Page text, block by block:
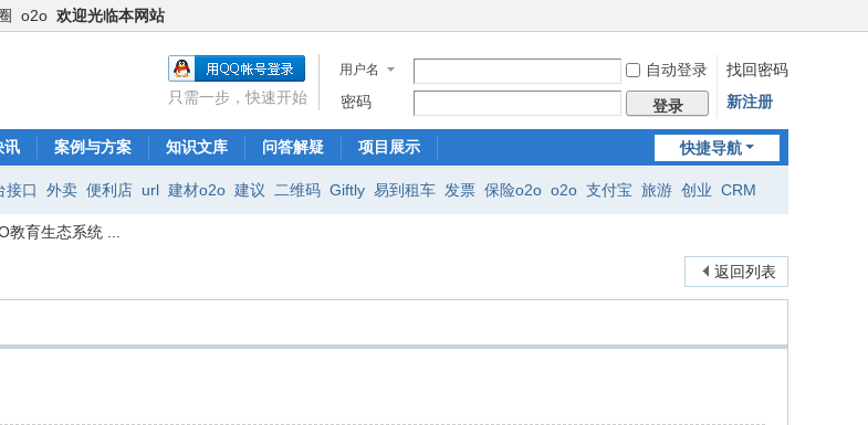
o2o 欢迎光临本网站
用户名 自动登录
找回密码
密码
登录 新注册
只需一步，快速开始
快捷导航
讯 案例与方案 知识文库 问答解疑 项目展示
接口 外卖 便利店 url 建材o2o 建议 二维码 Giftly 易到租车 发票 保险o2o o2o 支付宝 旅游 创业 CRM
式 微信O2O 服务
育生态系统 ...
返回列表